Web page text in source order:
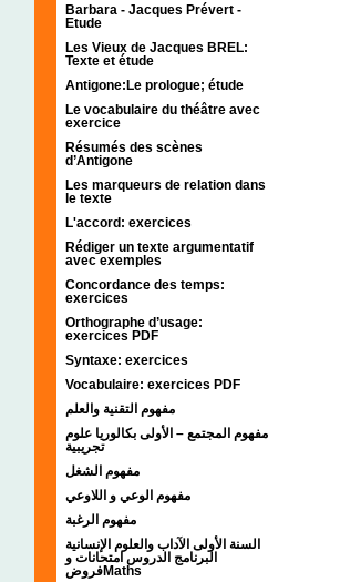
Barbara - Jacques Prévert -
Etude
Les Vieux de Jacques BREL:
Texte et étude
Antigone:Le prologue; étude
Le vocabulaire du théâtre avec
exercice
Résumés des scènes
d’Antigone
Les marqueurs de relation dans
le texte
L'accord: exercices
Rédiger un texte argumentatif
avec exemples
Concordance des temps:
exercices
Orthographe d’usage:
exercices PDF
Syntaxe: exercices
Vocabulaire: exercices PDF
مفهوم التقنية والعلم
مفهوم المجتمع – الأولى بكالوريا علوم
تجريبية
مفهوم الشغل
مفهوم الوعي و اللاوعي
مفهوم الرغبة
السنة الأولى الآداب والعلوم الإنسانية
البرنامج الدروس امتحانات و
فروضMaths